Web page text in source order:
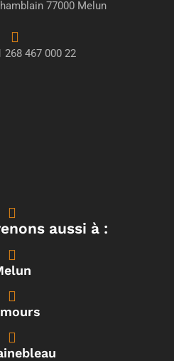
77000 Melun
268 467 000 22
aussi à :